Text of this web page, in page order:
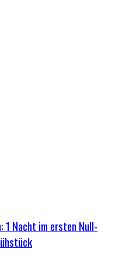
Nacht im ersten Null-